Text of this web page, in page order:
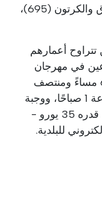
والمعدني (660 كيلوجرامًا)، والورق والكرتون (695)،
أعمارهم
في مهرجان
السردين - مع نوبات بين الساعة 6 مساءً ومنتصف
الليل أو بين الساعة 7 مساءً والساعة 1 صباحًا، ووجبة
عشاء تقدمها المنظمة، وبدل يومي قدره 35 يورو -